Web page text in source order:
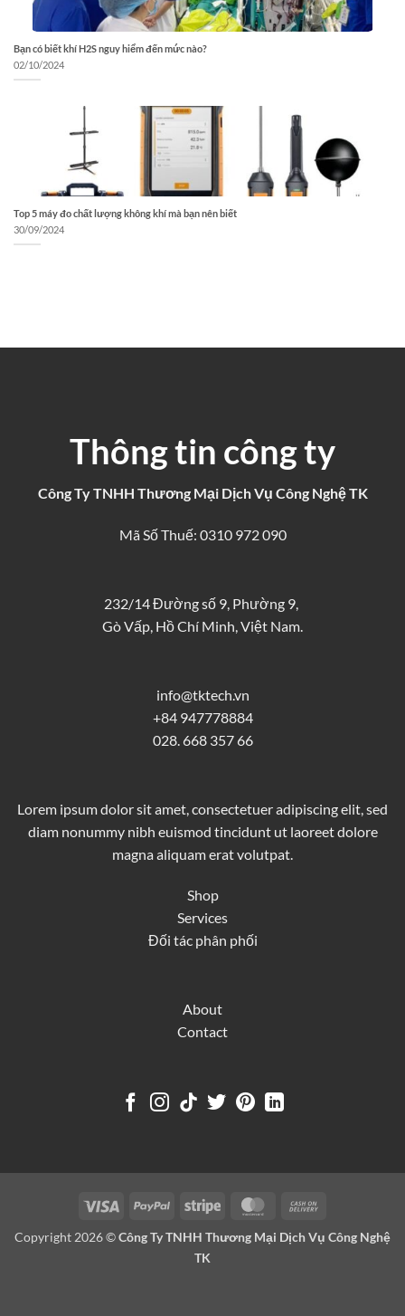
Bạn có biết khí H2S nguy hiểm đến mức nào?
02/10/2024
Top 5 máy đo chất lượng không khí mà bạn nên biết
30/09/2024
Thông tin công ty
Công Ty TNHH Thương Mại Dịch Vụ Công Nghệ TK
Mã Số Thuế: 0310 972 090
232/14 Đường số 9, Phường 9,
Gò Vấp, Hồ Chí Minh, Việt Nam.
info@tktech.vn
+84 947778884
028. 668 357 66
Lorem ipsum dolor sit amet, consectetuer adipiscing elit, sed
diam nonummy nibh euismod tincidunt ut laoreet dolore
magna aliquam erat volutpat.
Shop
Services
Đối tác phân phối
About
Contact
Visa PayPal Stripe MasterCard
Delivery
Copyright 2026 ©Công Ty TNHH Thương Mại Dịch Vụ Công Nghệ
TK